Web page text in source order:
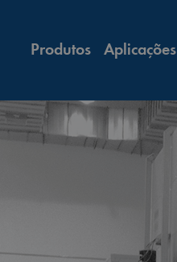
Produtos Aplicações